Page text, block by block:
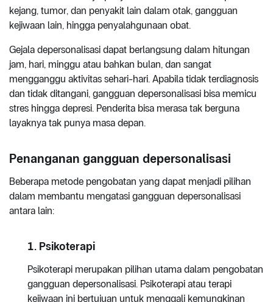
kejang, tumor, dan penyakit lain dalam otak, gangguan
kejiwaan lain, hingga penyalahgunaan obat.
Gejala depersonalisasi dapat berlangsung dalam hitungan
jam, hari, minggu atau bahkan bulan, dan sangat
mengganggu aktivitas sehari-hari. Apabila tidak terdiagnosis
dan tidak ditangani, gangguan depersonalisasi bisa memicu
stres hingga depresi. Penderita bisa merasa tak berguna
layaknya tak punya masa depan.
Penanganan gangguan depersonalisasi
Beberapa metode pengobatan yang dapat menjadi pilihan
dalam membantu mengatasi gangguan depersonalisasi
antara lain:
1. Psikoterapi
Psikoterapi merupakan pilihan utama dalam pengobatan
gangguan depersonalisasi. Psikoterapi atau terapi
kejiwaan ini bertujuan untuk menggali kemungkinan